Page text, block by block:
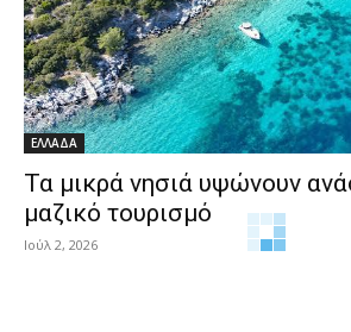
ΕΛΛΑΔΑ
Τα μικρά νησιά υψώνουν
μαζικό τουρισμό
Ιούλ 2, 2026